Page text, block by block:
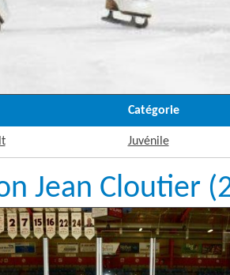
Catégorie
Juvénile
Jean Cloutier